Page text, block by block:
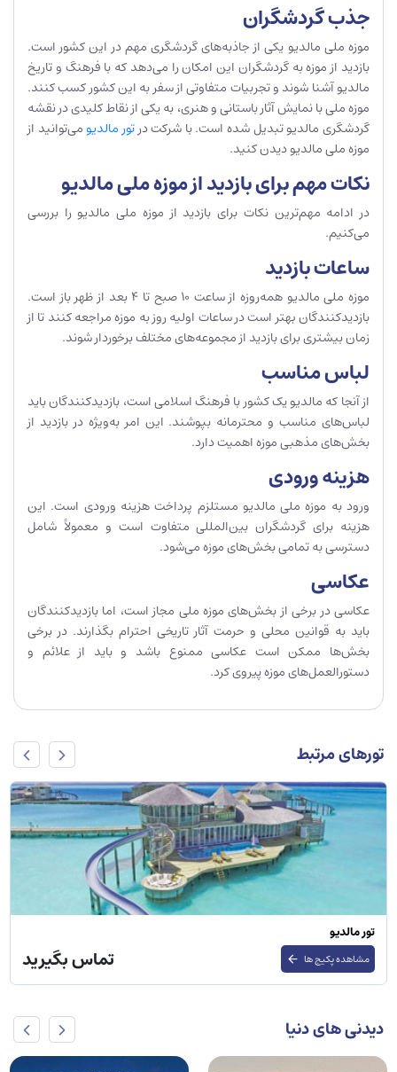
جذب گردشگران
موزه ملی مالدیو یکی از جاذبه‌های گردشگری مهم در این کشور است.
بازدید از موزه به گردشگران این امکان را می‌دهد که با فرهنگ و تاریخ
مالدیو آشنا شوند و تجربیات متفاوتی از سفر به این کشور کسب کنند.
موزه ملی با نمایش آثار باستانی و هنری، به یکی از نقاط کلیدی در نقشه
گردشگری مالدیو تبدیل شده است. با شرکت درتور مالدیومی‌توانید از
موزه ملی مالدیو دیدن کنید.
نکات مهم برای بازدید از موزه ملی مالدیو
در ادامه مهم‌ترین نکات برای بازدید از موزه ملی مالدیو را بررسی
می‌کنیم.
ساعات بازدید
موزه ملی مالدیو همه‌روزه از ساعت 10 صبح تا 4 بعد از ظهر باز است.
بازدیدکنندگان بهتر است در ساعات اولیه روز به موزه مراجعه کنند تا از
زمان بیشتری برای بازدید از مجموعه‌های مختلف برخوردار شوند.
لباس مناسب
از آنجا که مالدیو یک کشور با فرهنگ اسلامی است، بازدیدکنندگان باید
لباس‌های مناسب و محترمانه بپوشند. این امر به‌ویژه در بازدید از
بخش‌های مذهبی موزه اهمیت دارد.
هزینه ورودی
ورود به موزه ملی مالدیو مستلزم پرداخت هزینه ورودی است. این
هزینه برای گردشگران بین‌المللی متفاوت است و معمولاً شامل
دسترسی به تمامی بخش‌های موزه می‌شود.
عکاسی
عکاسی در برخی از بخش‌های موزه ملی مجاز است، اما بازدیدکنندگان
باید به قوانین محلی و حرمت آثار تاریخی احترام بگذارند. در برخی
بخش‌ها ممکن است عکاسی ممنوع باشد و باید از علائم و
دستورالعمل‌های موزه پیروی کرد.
تورهای مرتبط
تور مالدیو
مشاهده پکیج ها تماس بگیرید
دیدنی های دنیا